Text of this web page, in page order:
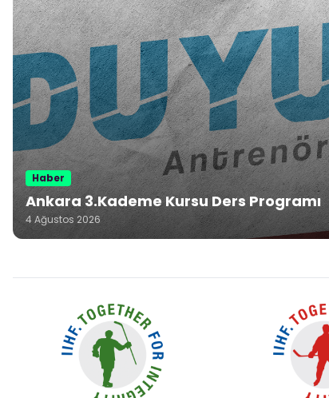
Haber
Ankara 3.Kademe Kursu Ders Programı
4 Ağustos 2026